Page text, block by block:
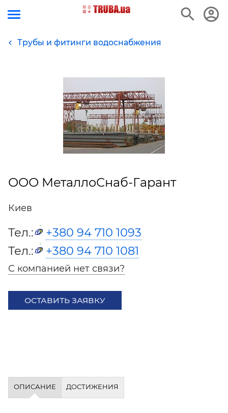
Трубы и фитинги водоснабжения
ООО МеталлоСнаб-Гарант
Киев
Тел.:
+380 94 710 1093
Тел.:
+380 94 710 1081
С компанией нет связи?
ОСТАВИТЬ ЗАЯВКУ
ОПИСАНИЕ ДОСТИЖЕНИЯ